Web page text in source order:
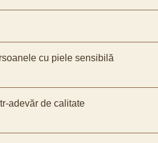
cu piele sensibilă
adevăr de calitate